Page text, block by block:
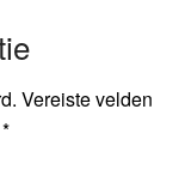
Vereiste velden
*